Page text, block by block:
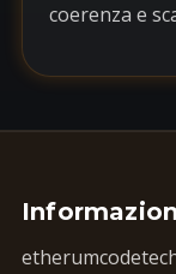
coerenza e